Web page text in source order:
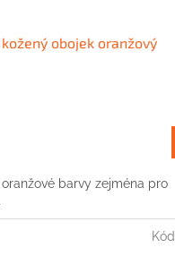
obojek oranžový
barvy zejména pro